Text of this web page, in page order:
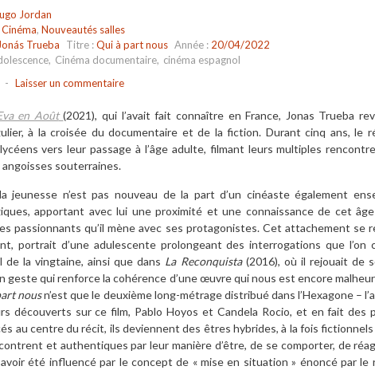
Jordan
Cinéma, Nouveautés salles
Jonás Trueba Titre :Qui à part nous Année : 20/04/2022
, Cinéma documentaire, cinéma espagnol
- Laisser un commentaire
en Août (2021), qui l’avait fait connaître en France, Jonas Trueba
à la croisée du documentaire et de la fiction. Durant cinq ans, le
vers leur passage à l’âge adulte, filmant leurs multiples
souterraines.
jeunesse n’est pas nouveau de la part d’un cinéaste également
apportant avec lui une proximité et une connaissance de cet
passionnants qu’il mène avec ses protagonistes. Cet attachement se
portrait d’une adulescente prolongeant des interrogations que l’on
de la vingtaine, ainsi que dans La Reconquista (2016), où il rejouait de
geste qui renforce la cohérence d’une œuvre qui nous est encore
nousn’est que le deuxième long-métrage distribué dans l’Hexagone –
découverts sur ce film, Pablo Hoyos et Candela Rocio, et en fait des
au centre du récit, ils deviennent des êtres hybrides, à la fois
et authentiques par leur manière d’être, de se comporter, de
été influencé par le concept de « mise en situation » énoncé par le